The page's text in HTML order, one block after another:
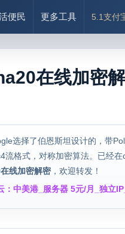
便民 更多工具 5.1支付
在线加密
选择了伯恩斯坦设计的，带
格式，对称加密算法。已经
线加密解密，欢迎转发！
：中美港_服务器 5元/月_独立